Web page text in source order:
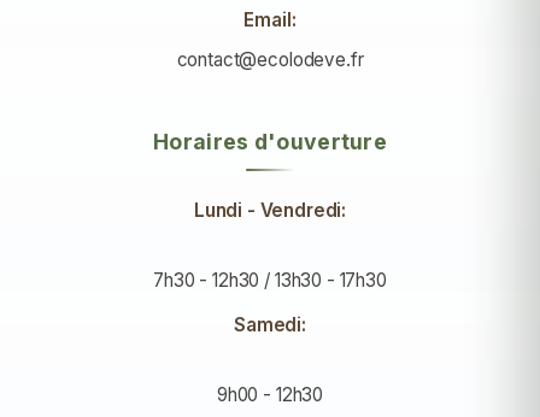
Email:
contact@ecolodeve.fr
Horaires d'ouverture
Lundi - Vendredi:
7h30 - 12h30 / 13h30 - 17h30
Samedi:
9h00 - 12h30